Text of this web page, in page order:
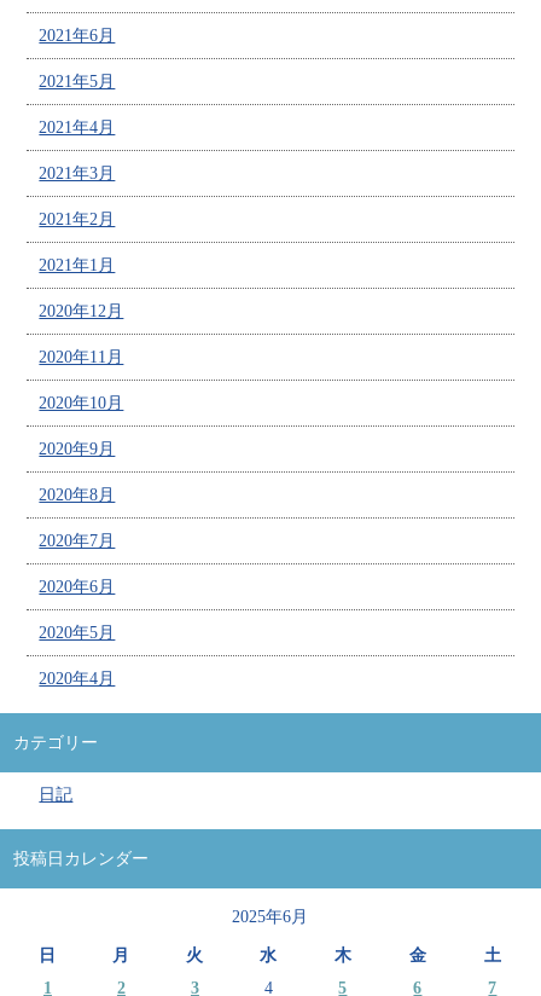
2021年6月
2021年5月
2021年4月
2021年3月
2021年2月
2021年1月
2020年12月
2020年11月
2020年10月
2020年9月
2020年8月
2020年7月
2020年6月
2020年5月
2020年4月
カテゴリー
日記
投稿日カレンダー
2025年6月
日 月 火 水 木 金
土
1
2 3 4 5 6 7